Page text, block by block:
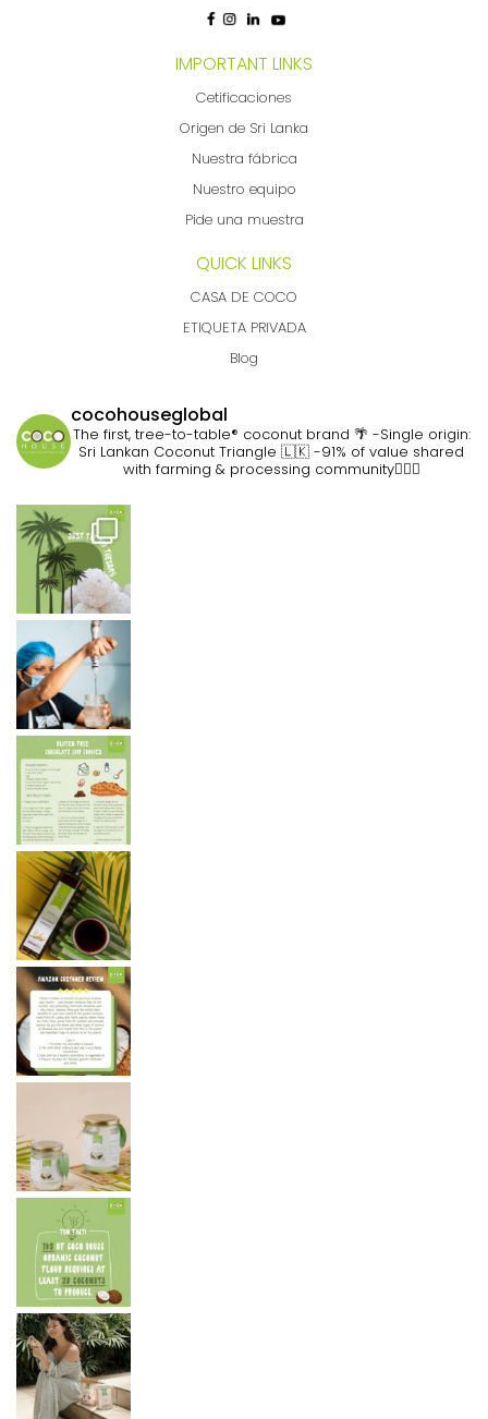
IMPORTANT LINKS
Cetificaciones
Origen de Sri Lanka
Nuestra fábrica
Nuestro equipo
Pide una muestra
QUICK LINKS
CASA DE COCO
ETIQUETA PRIVADA
Blog
cocohouseglobal
The first, tree-to-table® coconut brand 🌴 -Single origin:
Sri Lankan Coconut Triangle 🇱🇰 -91% of value shared
with farming & processing community👷🏽‍♀️